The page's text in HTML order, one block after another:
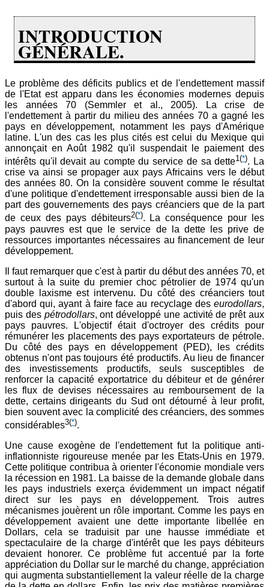
INTRODUCTION
GÉNÉRALE.
Le problème des déficits publics et de l'endettement massif
de l'Etat est apparu dans les économies modernes depuis
les années 70 (Semmler et al., 2005). La crise de
l'endettement à partir du milieu des années 70 a gagné les
pays en développement, notamment les pays d'Amérique
latine. L'un des cas les plus cités est celui du Mexique qui
annonçait en Août 1982 qu'il suspendait le paiement des
intérêts qu'il devait au compte du service de sa dette1(*). La
crise va ainsi se propager aux pays Africains vers le début
des années 80. On la considère souvent comme le résultat
d'une politique d'endettement irresponsable aussi bien de la
part des gouvernements des pays créanciers que de la part
de ceux des pays débiteurs2(*). La conséquence pour les
pays pauvres est que le service de la dette les prive de
ressources importantes nécessaires au financement de leur
développement.
Il faut remarquer que c'est à partir du début des années 70, et
surtout à la suite du premier choc pétrolier de 1974 qu'un
double laxisme est intervenu. Du côté des créanciers tout
d'abord qui, ayant à faire face au recyclage des eurodollars,
puis des pétrodollars, ont développé une activité de prêt aux
pays pauvres. L'objectif était d'octroyer des crédits pour
rémunérer les placements des pays exportateurs de pétrole.
Du côté des pays en développement (PED), les crédits
obtenus n'ont pas toujours été productifs. Au lieu de financer
des investissements productifs, seuls susceptibles de
renforcer la capacité exportatrice du débiteur et de générer
les flux de devises nécessaires au remboursement de la
dette, certains dirigeants du Sud ont détourné à leur profit,
bien souvent avec la complicité des créanciers, des sommes
considérables3(*).
Une cause exogène de l'endettement fut la politique anti-
inflationniste rigoureuse menée par les Etats-Unis en 1979.
Cette politique contribua à orienter l'économie mondiale vers
la récession en 1981. La baisse de la demande globale dans
les pays industriels exerça évidemment un impact négatif
direct sur les pays en développement. Trois autres
mécanismes jouèrent un rôle important. Comme les pays en
développement avaient une dette importante libellée en
Dollars, cela se traduisit par une hausse immédiate et
spectaculaire de la charge d'intérêt que les pays débiteurs
devaient honorer. Ce problème fut accentué par la forte
appréciation du Dollar sur le marché du change, appréciation
qui augmenta substantiellement la valeur réelle de la charge